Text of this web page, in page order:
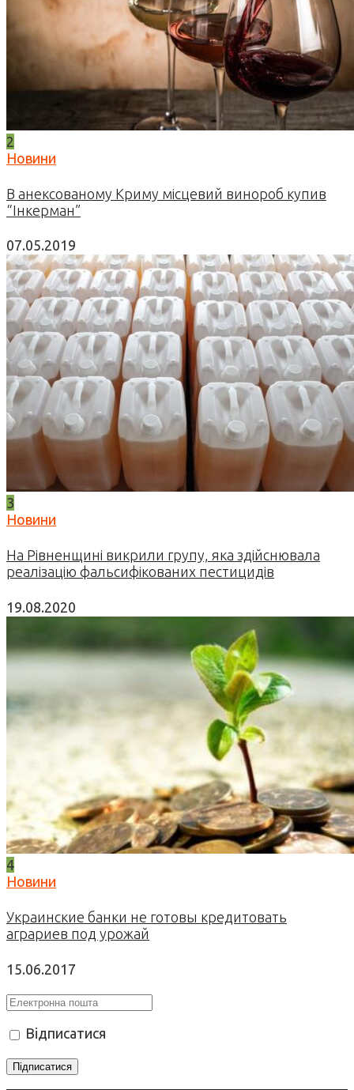
2
Новини
В анексованому Криму місцевий винороб купив
“Інкерман”
07.05.2019
3
Новини
На Рівненщині викрили групу, яка здійснювала
реалізацію фальсифікованих пестицидів
19.08.2020
4
Новини
Украинские банки не готовы кредитовать
аграриев под урожай
15.06.2017
Відписатися